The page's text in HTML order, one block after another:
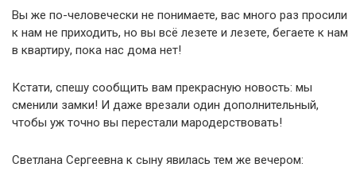
Вы же по-человечески не понимаете, вас много раз просили
к нам не приходить, но вы всё лезете и лезете, бегаете к нам
в квартиру, пока нас дома нет!
Кстати, спешу сообщить вам прекрасную новость: мы
сменили замки! И даже врезали один дополнительный,
чтобы уж точно вы перестали мародерствовать!
Светлана Сергеевна к сыну явилась тем же вечером: